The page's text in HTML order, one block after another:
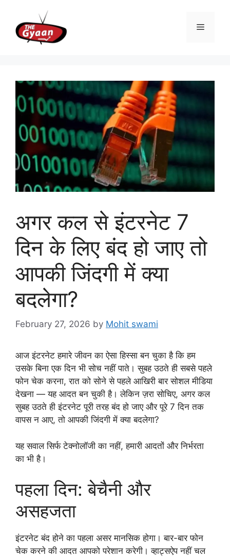
content
Menu
अगर कल से इंटरनेट 7
दिन के लिए बंद हो जाए तो
आपकी जिंदगी में क्या
बदलेगा?
February 27, 2026 by Mohit swami
आज इंटरनेट हमारे जीवन का ऐसा हिस्सा बन चुका है कि हम
उसके बिना एक दिन भी सोच नहीं पाते। सुबह उठते ही सबसे पहले
फोन चेक करना, रात को सोने से पहले आखिरी बार सोशल मीडिया
देखना — यह आदत बन चुकी है। लेकिन ज़रा सोचिए, अगर कल
सुबह उठते ही इंटरनेट पूरी तरह बंद हो जाए और पूरे 7 दिन तक
वापस न आए, तो आपकी जिंदगी में क्या बदलेगा?
यह सवाल सिर्फ टेक्नोलॉजी का नहीं, हमारी आदतों और निर्भरता
का भी है।
पहला दिन: बेचैनी और
असहजता
इंटरनेट बंद होने का पहला असर मानसिक होगा। बार-बार फोन
चेक करने की आदत आपको परेशान करेगी। व्हाट्सऐप नहीं चल